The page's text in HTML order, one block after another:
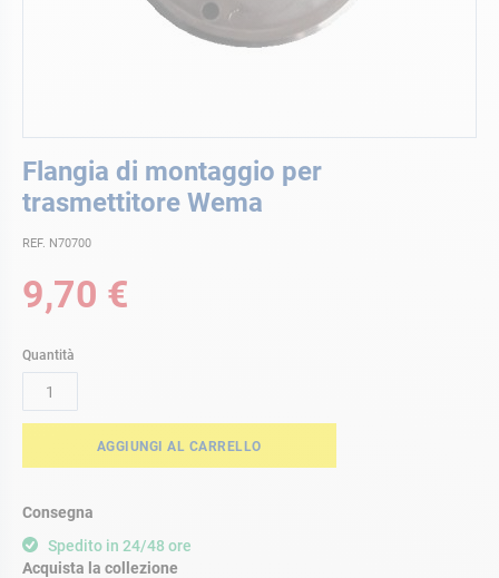
Flangia di montaggio per
trasmettitore Wema
REF. N70700
9,70 €
Quantità
AGGIUNGI AL CARRELLO
Consegna
Spedito in 24/48 ore
Acquista la collezione
all'inizio
della
galleria
di